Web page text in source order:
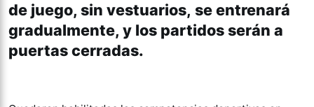
de juego, sin vestuarios, se entrenará
gradualmente, y los partidos serán a
puertas cerradas.